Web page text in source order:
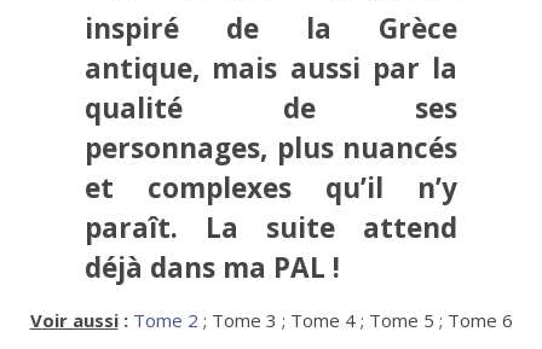
inspiré de la Grèce
antique, mais aussi par la
qualité de ses
personnages, plus nuancés
et complexes qu’il n’y
paraît. La suite attend
déjà dans ma PAL !
Voir aussi: Tome 2 ; Tome 3 ; Tome 4 ; Tome 5 ; Tome 6